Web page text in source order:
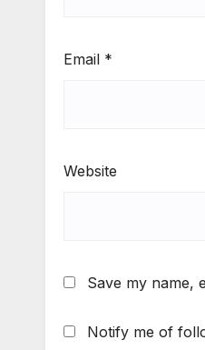
Email *
Website
Save my name,
Notify me of